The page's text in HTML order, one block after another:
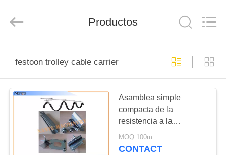
PRODUCTOS
SOBRE
NOSOTROS
Eqiupment
Co.,Ltd..
Reserved.
Productos
festoon trolley cable carrier
Asamblea simple
compacta de la
resistencia a la
corrosión del sistema
del adorno del carril del
MOQ:100m
CONTACT